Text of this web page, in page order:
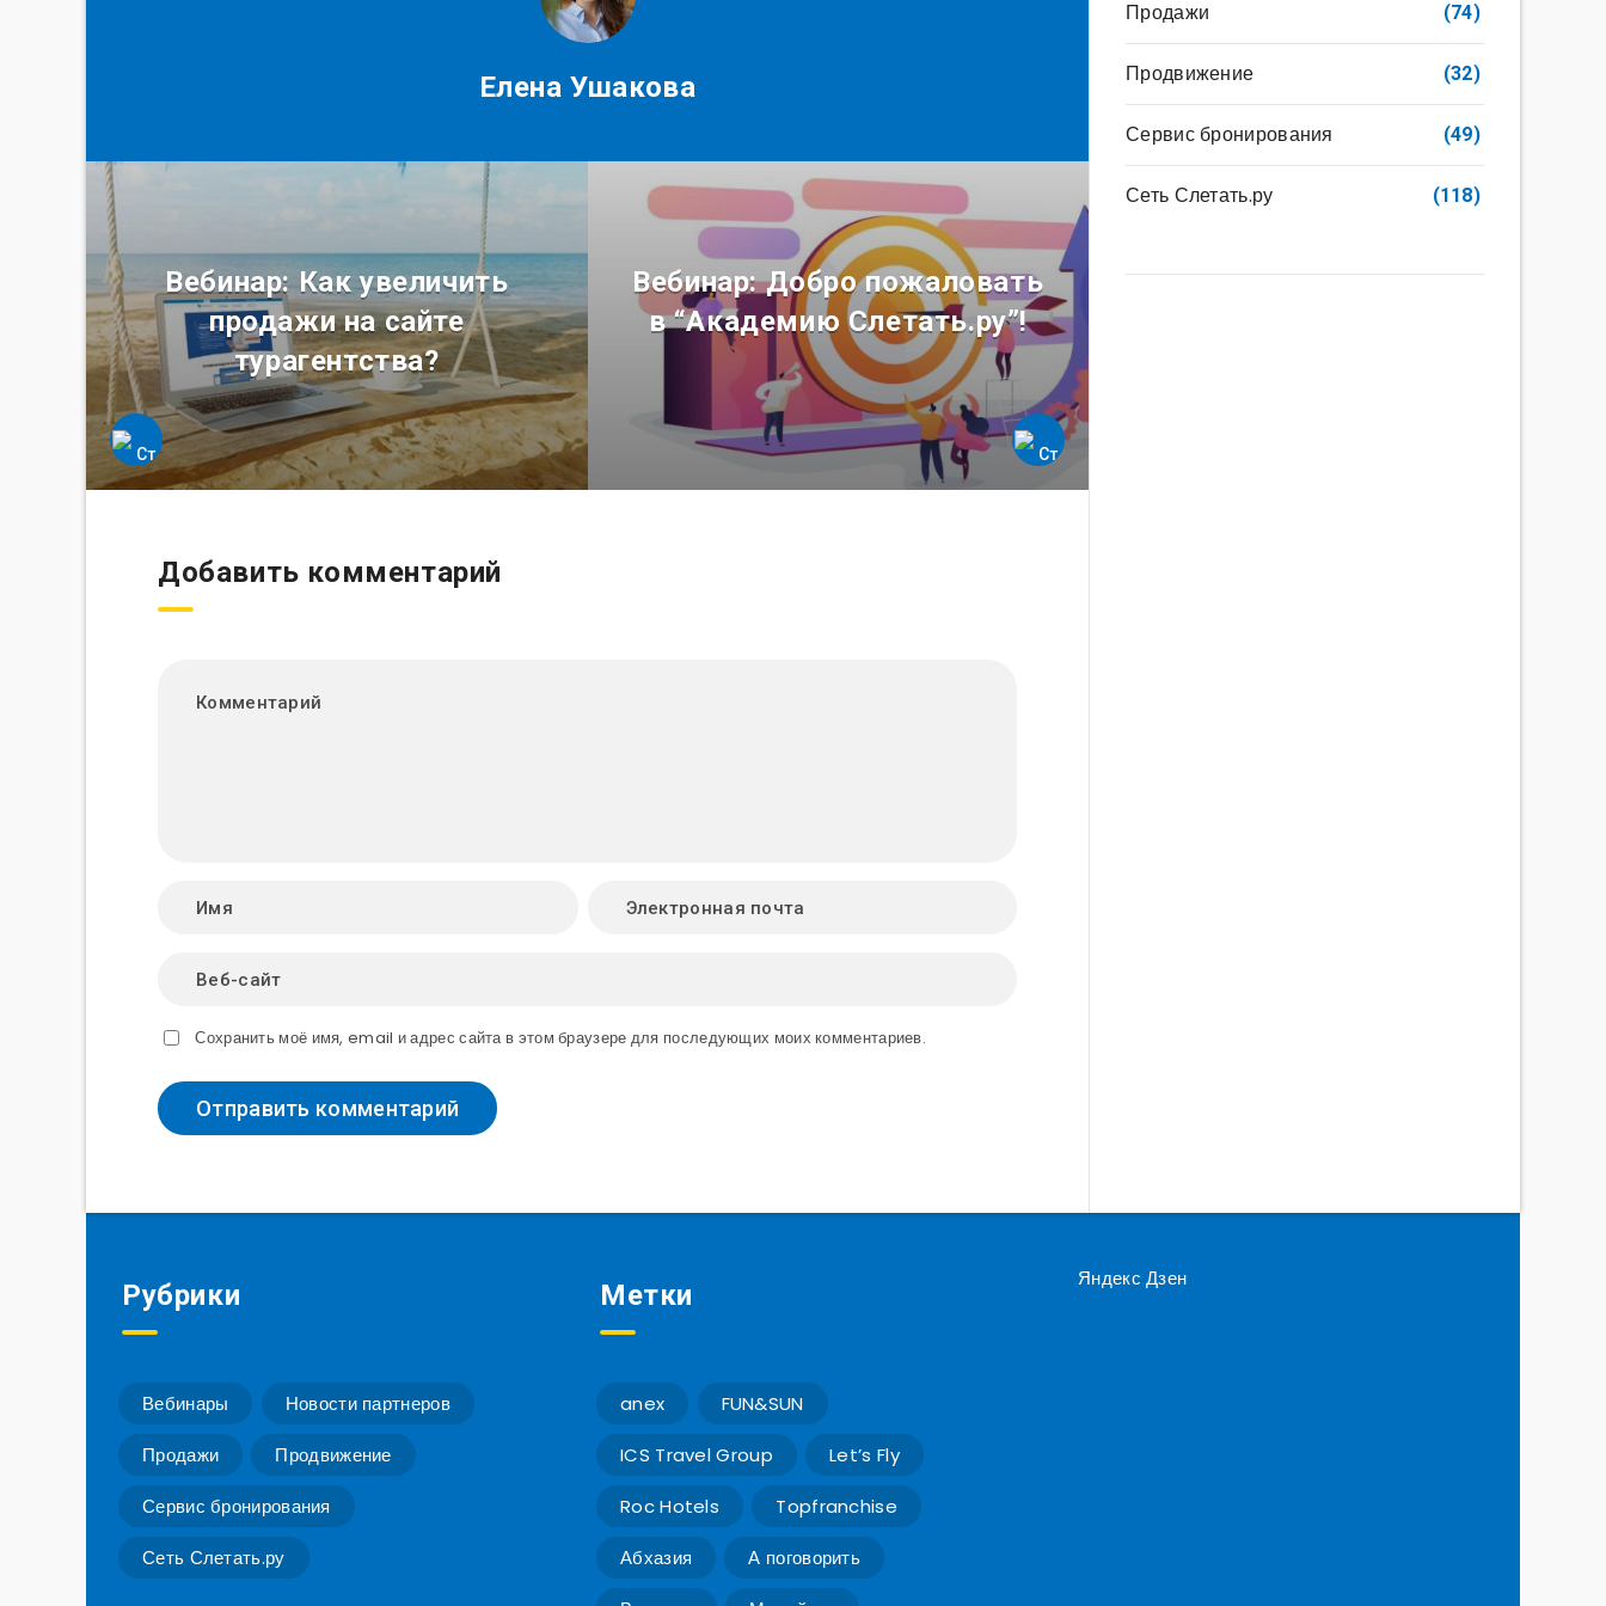
Елена Ушакова
Вебинар: Как увеличить
продажи на сайте
турагентства?
Вебинар: Добро пожаловать
в “Академию Слетать.ру”!
Добавить комментарий
Сохранить моё имя, email и адрес сайта в этом браузере для последующих моих комментариев.
Продажи (74)
Продвижение (32)
Сервис бронирования (49)
Сеть Слетать.ру (118)
Рубрики
Вебинары Новости партнеров
Продажи Продвижение
Сервис бронирования
Сеть Слетать.ру
Метки
anex FUN&SUN
ICS Travel Group Let’s Fly
Roc Hotels Topfranchise
Абхазия А поговорить
Яндекс Дзен